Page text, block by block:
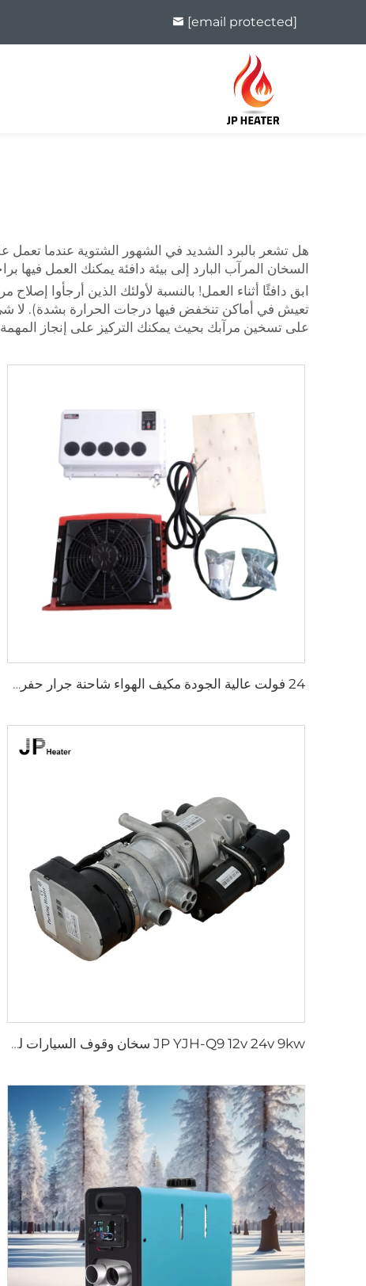
[email protected]
هل تشعر بالبرد الشديد في الشهور الشتوية عندما
السخان المرآب البارد إلى بيئة دافئة يمكنك العمل فيها
ابق دافئًا أثناء العمل! بالنسبة لأولئك الذين أرجأوا
تعيش في أماكن تنخفض فيها درجات الحرارة بشدة). لا
على تسخين مرآبك بحيث يمكنك التركيز على إنجاز
24 فولت عالية الجودة مكيف الهواء شاحنة جرار حفرة شاحنة عربة مقطورة مكيف الهواء
JP YJH-Q9 12v 24v 9kw سخان وقوف السيارات للماء الديزل الساخن